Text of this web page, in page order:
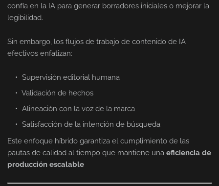
confía en la IA para generar borradores iniciales o mejorar la
legibilidad.
Sin embargo, los flujos de trabajo de contenido de IA
efectivos enfatizan:
Supervisión editorial humana
Validación de hechos
Alineación con la voz de la marca
Satisfacción de la intención de búsqueda
Este enfoque híbrido garantiza el cumplimiento de las
pautas de calidad al tiempo que mantiene una eficiencia de
producción escalable